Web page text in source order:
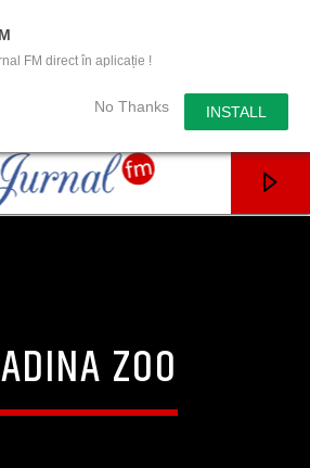
FM direct în aplicație !
No Thanks INSTALL
ZOO